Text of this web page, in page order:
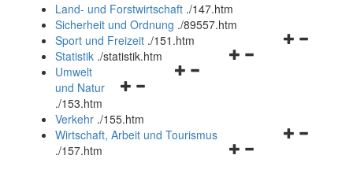
und
schließen
Land- und Forstwirtschaft ./147.htm
Sicherheit und Ordnung ./89557.htm
Navigationsmenü
Sport und Freizeit ./151.htm
Navigationsmenü
Statistik ./statistik.htm
Navigationsmenü
und
schließen
Umwelt
und Natur
./153.htm
Verkehr ./155.htm
Navigationsmenü
Wirtschaft, Arbeit und Tourismus
./157.htm